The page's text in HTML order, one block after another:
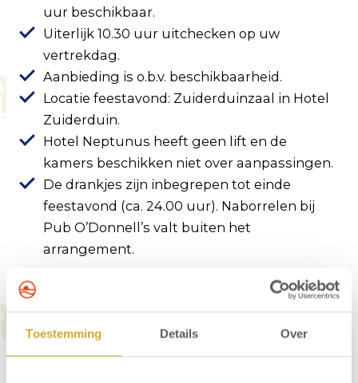
Toestemming Details Over
uur beschikbaar.
Uiterlijk 10.30 uur uitchecken op uw
vertrekdag.
Aanbieding is o.b.v. beschikbaarheid.
Locatie feestavond: Zuiderduinzaal in Hotel
Zuiderduin.
Hotel Neptunus heeft geen lift en de
kamers beschikken niet over aanpassingen.
De drankjes zijn inbegrepen tot einde
feestavond (ca. 24.00 uur). Naborrelen bij
Pub O’Donnell’s valt buiten het
arrangement.
Over Hotel Neptunus
Hotel Neptunus is rustig gelegen aan de rand
van de duinen van Egmond. Op slechts 60